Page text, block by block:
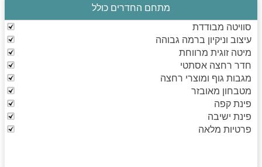
מתחם החדרים כולל
סוויטה מבודדת
עיצוב וניקיון ברמה גבוהה
מיטה זוגית מרווחת
חדר רחצה אסתטי
מגבות גוף ומוצרי רחצה
מטבחון מאובזר
פינת קפה
פינת ישיבה
פרטיות מלאה